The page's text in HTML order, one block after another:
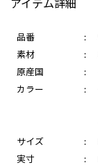
アイテム詳細
品番 :
素材
:
原産国
:
カラー
:
サイズ
:
実寸
: